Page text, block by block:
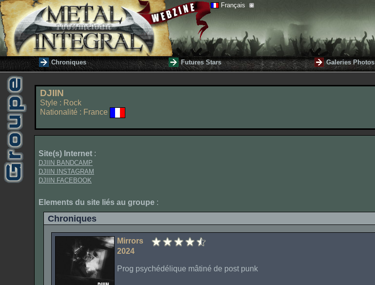
Français
Chroniques Futures Stars Galeries Photos
DJIIN
Style : Rock
Nationalité : France
Site(s) Internet :
DJIIN BANDCAMP
DJIIN INSTAGRAM
DJIIN FACEBOOK
Elements du site liés au groupe :
Chroniques
Mirrors
2024
Prog psychédélique mâtiné de post punk